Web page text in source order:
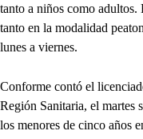
tanto a niños como
tanto en la modalidad
lunes a viernes.
Conforme contó el
Región Sanitaria, el martes
los menores de cinco años